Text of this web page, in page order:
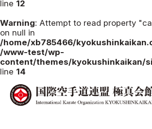
line 12
Warning: Attempt to read property
on null in
/home/xb785466/
/www-test/wp-
content/themes/kyokushinkaikan/
line 14
松井章奎館長
極真の歴史
極真会館のご案内
役員紹介